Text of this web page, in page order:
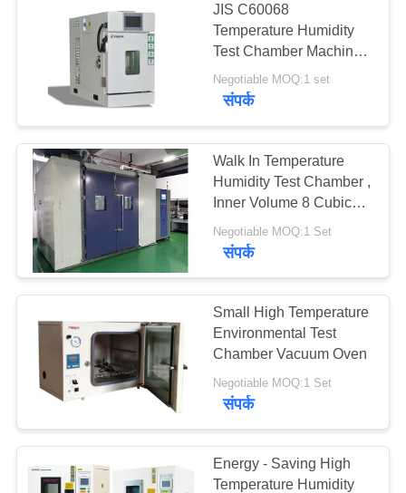
JIS C60068
Temperature Humidity
Test Chamber Machine
For Electronic Products
Negotiable MOQ:1 set
संपर्क
Walk In Temperature
Humidity Test Chamber ,
Inner Volume 8 Cubic
Constant Temerature
Room
Negotiable MOQ:1 Set
संपर्क
Small High Temperature
Environmental Test
Chamber Vacuum Oven
Negotiable MOQ:1 Set
संपर्क
Energy - Saving High
Temperature Humidity